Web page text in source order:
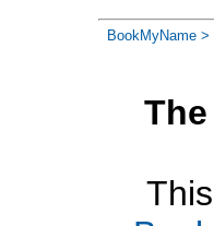
BookMyName >